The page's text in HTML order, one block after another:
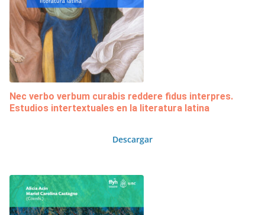
Nec verbo verbum curabis reddere fidus interpres.
Estudios intertextuales en la literatura latina
Descargar